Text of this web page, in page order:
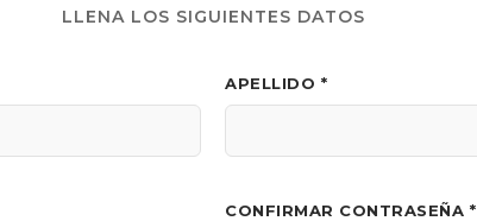
LLENA LOS SIGUIENTES DATOS
APELLIDO *
CONFIRMAR CONTRASEÑA *